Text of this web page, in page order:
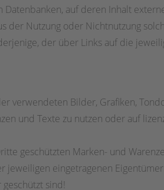
auf deren Inhalt
der Nutzung oder Nichtnutzung
der über Links auf die
Bilder, Grafiken,
und Texte zu nutzen oder auf
geschützten Marken- und
eingetragenen
sind!